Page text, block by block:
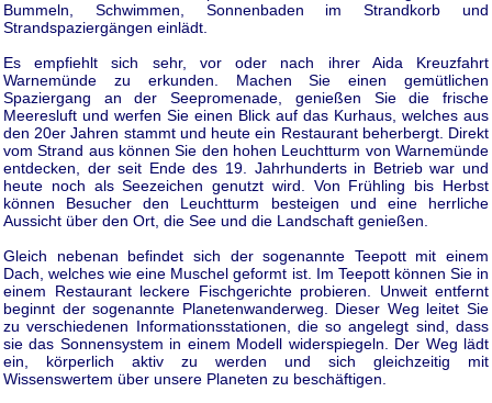
Bummeln, Schwimmen, Sonnenbaden im Strandkorb und
Strandspaziergängen einlädt.
Es empfiehlt sich sehr, vor oder nach ihrer Aida Kreuzfahrt
Warnemünde zu erkunden. Machen Sie einen gemütlichen
Spaziergang an der Seepromenade, genießen Sie die frische
Meeresluft und werfen Sie einen Blick auf das Kurhaus, welches aus
den 20er Jahren stammt und heute ein Restaurant beherbergt. Direkt
vom Strand aus können Sie den hohen Leuchtturm von Warnemünde
entdecken, der seit Ende des 19. Jahrhunderts in Betrieb war und
heute noch als Seezeichen genutzt wird. Von Frühling bis Herbst
können Besucher den Leuchtturm besteigen und eine herrliche
Aussicht über den Ort, die See und die Landschaft genießen.
Gleich nebenan befindet sich der sogenannte Teepott mit einem
Dach, welches wie eine Muschel geformt ist. Im Teepott können Sie in
einem Restaurant leckere Fischgerichte probieren. Unweit entfernt
beginnt der sogenannte Planetenwanderweg. Dieser Weg leitet Sie
zu verschiedenen Informationsstationen, die so angelegt sind, dass
sie das Sonnensystem in einem Modell widerspiegeln. Der Weg lädt
ein, körperlich aktiv zu werden und sich gleichzeitig mit
Wissenswertem über unsere Planeten zu beschäftigen.